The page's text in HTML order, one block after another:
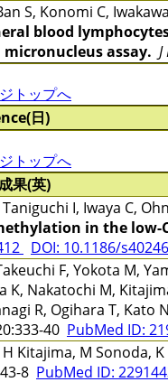
S, Konomi C,
blood
assay.
トップへ
日)
トップへ
果(英)
Taniguchi I, Iwaya C,
in the low-
DOI: 10.1186/
F, Yokota M,
K, Nakatochi M,
R, Ogihara T, Kato
40 PubMed ID:
H Kitajima, M Sonoda,
8 PubMed ID: